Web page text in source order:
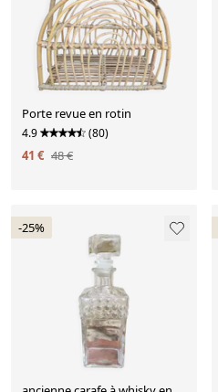
Porte revue en rotin
4.9 (80)
41 € 48 €
-25%